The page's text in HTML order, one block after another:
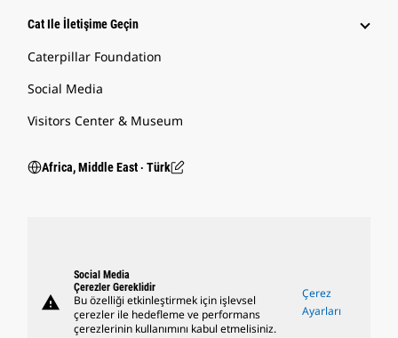
Cat Ile İletişime Geçin
Caterpillar Foundation
Social Media
Visitors Center & Museum
Africa, Middle East ‧ Türk
warning
Social Media
Çerezler Gereklidir
Bu özelliği etkinleştirmek için işlevsel
çerezler ile hedefleme ve performans
çerezlerinin kullanımını kabul etmelisiniz.
Çerez
Ayarları